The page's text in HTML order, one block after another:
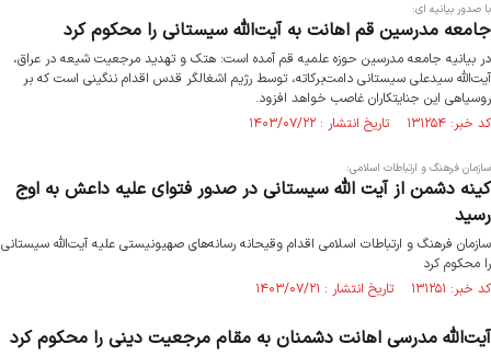
با صدور بیانیه ای:
جامعه مدرسین قم اهانت به آیت‌الله سیستانی را محکوم کرد
در بیانیه جامعه مدرسین حوزه علمیه قم آمده است: هتک و تهدید مرجعیت شیعه در عراق،
آیت‌الله‌ سیدعلی سیستانی دامت‌برکاته، توسط رژیم اشغالگر قدس اقدام ننگینی است که بر
روسیاهی این جنایتکاران غاصب خواهد افزود.
کد خبر: ۱۳۱۲۵۴ تاریخ انتشار : ۱۴۰۳/۰۷/۲۲
سازمان فرهنگ و ارتباطات اسلامی:
کینه دشمن از آیت الله سیستانی در صدور فتوای علیه داعش به اوج
رسید
سازمان فرهنگ و ارتباطات اسلامی اقدام وقیحانه رسانه‌های صهیونیستی علیه آیت‌الله سیستانی
را محکوم کرد
کد خبر: ۱۳۱۲۵۱ تاریخ انتشار : ۱۴۰۳/۰۷/۲۱
آیت‌الله‌ مدرسی اهانت دشمنان به مقام مرجعیت دینی را محکوم کرد